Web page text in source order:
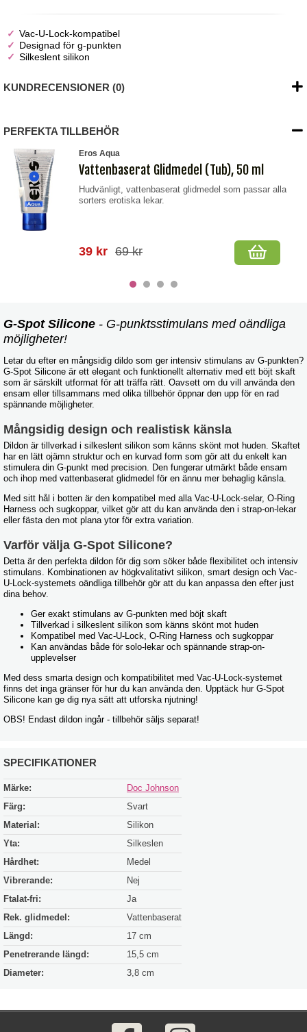
Vac-U-Lock-kompatibel
Designad för g-punkten
Silkeslent silikon
KUNDRECENSIONER (0)
PERFEKTA TILLBEHÖR
Eros Aqua
Vattenbaserat Glidmedel (Tub), 50 ml
Hudvänligt, vattenbaserat glidmedel som passar alla
sorters erotiska lekar.
39 kr 69 kr
G-Spot Silicone - G-punktsstimulans med oändliga
möjligheter!
Letar du efter en mångsidig dildo som ger intensiv stimulans av G-punkten?
G-Spot Silicone är ett elegant och funktionellt alternativ med ett böjt skaft
som är särskilt utformat för att träffa rätt. Oavsett om du vill använda den
ensam eller tillsammans med olika tillbehör öppnar den upp för en rad
spännande möjligheter.
Mångsidig design och realistisk känsla
Dildon är tillverkad i silkeslent silikon som känns skönt mot huden. Skaftet
har en lätt ojämn struktur och en kurvad form som gör att du enkelt kan
stimulera din G-punkt med precision. Den fungerar utmärkt både ensam
och ihop med vattenbaserat glidmedel för en ännu mer behaglig känsla.
Med sitt hål i botten är den kompatibel med alla Vac-U-Lock-selar, O-Ring
Harness och sugkoppar, vilket gör att du kan använda den i strap-on-lekar
eller fästa den mot plana ytor för extra variation.
Varför välja G-Spot Silicone?
Detta är den perfekta dildon för dig som söker både flexibilitet och intensiv
stimulans. Kombinationen av högkvalitativt silikon, smart design och Vac-
U-Lock-systemets oändliga tillbehör gör att du kan anpassa den efter just
dina behov.
Ger exakt stimulans av G-punkten med böjt skaft
Tillverkad i silkeslent silikon som känns skönt mot huden
Kompatibel med Vac-U-Lock, O-Ring Harness och sugkoppar
Kan användas både för solo-lekar och spännande strap-on-
upplevelser
Med dess smarta design och kompatibilitet med Vac-U-Lock-systemet
finns det inga gränser för hur du kan använda den. Upptäck hur G-Spot
Silicone kan ge dig nya sätt att utforska njutning!
OBS! Endast dildon ingår - tillbehör säljs separat!
SPECIFIKATIONER
Märke:
Doc Johnson
Färg:
Svart
Material:
Silikon
Yta:
Silkeslen
Hårdhet:
Medel
Vibrerande:
Nej
Ftalat-fri:
Ja
Rek. glidmedel:
Vattenbaserat
Längd:
17 cm
Penetrerande längd:
15,5 cm
Diameter:
3,8 cm